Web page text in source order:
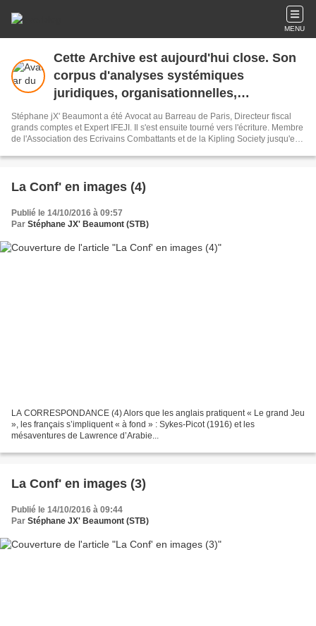
MENU
Cette Archive est aujourd'hui close. Son
corpus d'analyses systémiques
juridiques, organisationnelles,
géopolitiques etc. reste néanmoins
consultable.
Stéphane jX' Beaumont a été Avocat au Barreau de Paris, Directeur fiscal
grands comptes et Expert IFEJI. Il s'est ensuite tourné vers l'écriture. Membre
de l'Association des Ecrivains Combattants et de la Kipling Society jusqu'en
corpus d'analyses systémiques des risques, regroupe plus de 360 billets
La Conf' en images (4)
Publié le 14/10/2016 à 09:57
Par Stéphane JX' Beaumont (STB)
LA CORRESPONDANCE (4) Alors que les anglais pratiquent « Le grand Jeu
», les français s’impliquent « à fond » : Sykes-Picot (1916) et les
mésaventures de Lawrence d’Arabie...
La Conf' en images (3)
Publié le 14/10/2016 à 09:44
Par Stéphane JX' Beaumont (STB)